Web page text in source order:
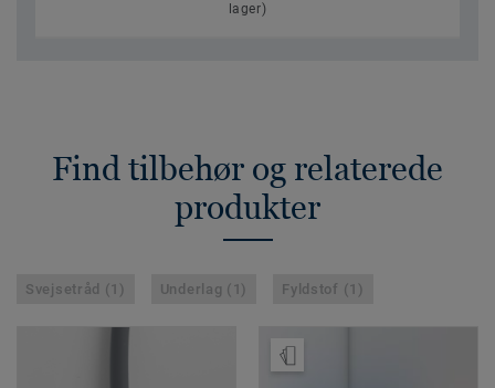
lager)
Find tilbehør og relaterede
produkter
Svejsetråd (1) Underlag (1) Fyldstof (1)